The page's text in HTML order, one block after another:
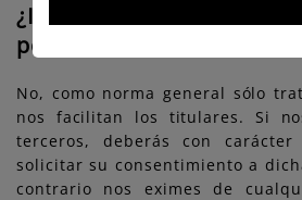
¿Incluimos datos
personas?
No, como norma general sólo
nos facilitan los titulares. Si
terceros, deberás con
solicitar su consentimiento a
contrario nos eximes de